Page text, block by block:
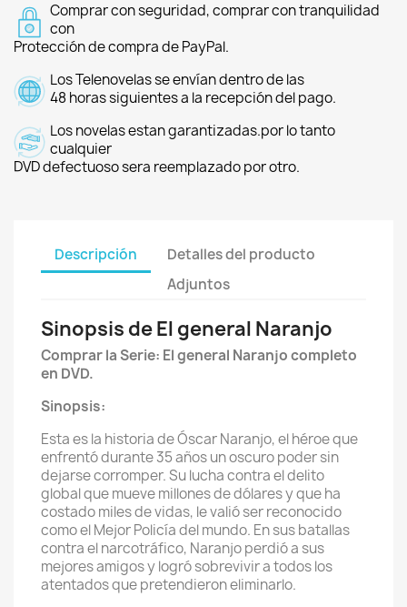
Comprar con seguridad, comprar con tranquilidad
con
Protección de compra de PayPal.
Los Telenovelas se envían dentro de las
48 horas siguientes a la recepción del pago.
Los novelas estan garantizadas.por lo tanto
cualquier
DVD defectuoso sera reemplazado por otro.
Descripción
Detalles del producto
Adjuntos
Sinopsis de El general Naranjo
Comprar la Serie: El general Naranjo completo
en DVD.
Sinopsis:
Esta es la historia de Óscar Naranjo, el héroe que
enfrentó durante 35 años un oscuro poder sin
dejarse corromper. Su lucha contra el delito
global que mueve millones de dólares y que ha
costado miles de vidas, le valió ser reconocido
como el Mejor Policía del mundo. En sus batallas
contra el narcotráfico, Naranjo perdió a sus
mejores amigos y logró sobrevivir a todos los
atentados que pretendieron eliminarlo.